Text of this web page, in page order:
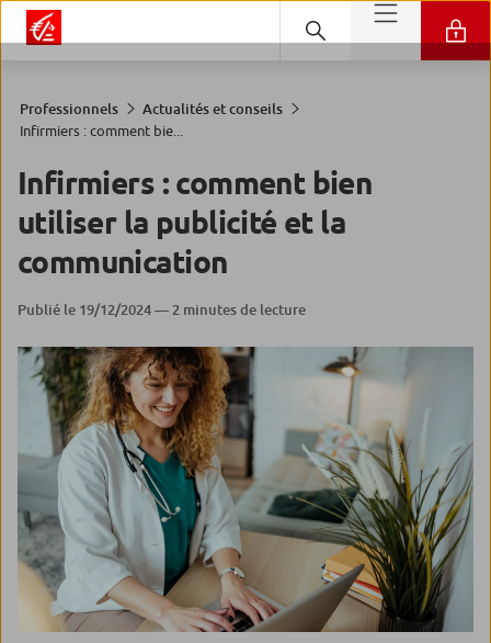
Professionnels
Actualités et conseils
Infirmiers : comment bie...
Infirmiers : comment bien
utiliser la publicité et la
communication
Publié le 19/12/2024 — 2 minutes de lecture